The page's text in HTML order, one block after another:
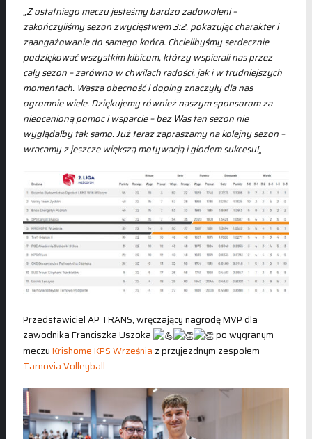
„Z ostatniego meczu jesteśmy bardzo zadowoleni –
zakończyliśmy sezon zwycięstwem 3:2, pokazując charakter i
zaangażowanie do samego końca. Chcielibyśmy serdecznie
podziękować wszystkim kibicom, którzy wspierali nas przez
cały sezon – zarówno w chwilach radości, jak i w trudniejszych
momentach. Wasza obecność i doping znaczyły dla nas
ogromnie wiele. Dziękujemy również naszym sponsorom za
nieocenioną pomoc i wsparcie – bez Was ten sezon nie
wyglądałby tak samo. Już teraz zapraszamy na kolejny sezon –
wracamy z jeszcze większą motywacją i głodem sukcesu!„
Przedstawiciel AP TRANS, wręczający nagrodę MVP dla
zawodnika Franciszka Uszoka
po wygranym
meczuKrishome KPS Września z przyjezdnym zespołem
Tarnovia Volleyball